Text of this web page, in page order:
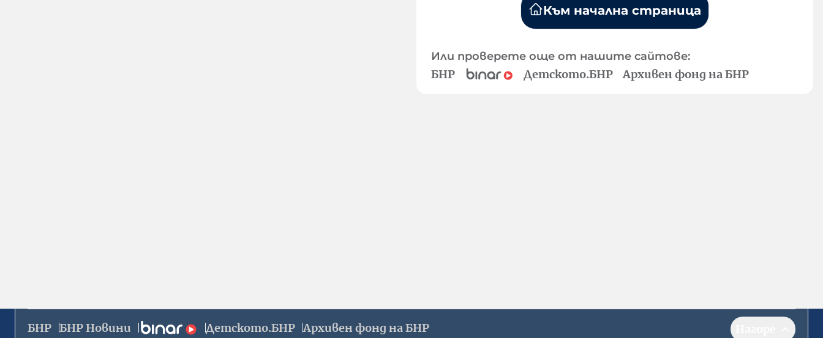
Към начална страница
Или проверете още от нашите сайтове:
БНР Детското.БНР Архивен фонд на БНР
БНР БНР Новини Детското.БНР Архивен фонд на БНР